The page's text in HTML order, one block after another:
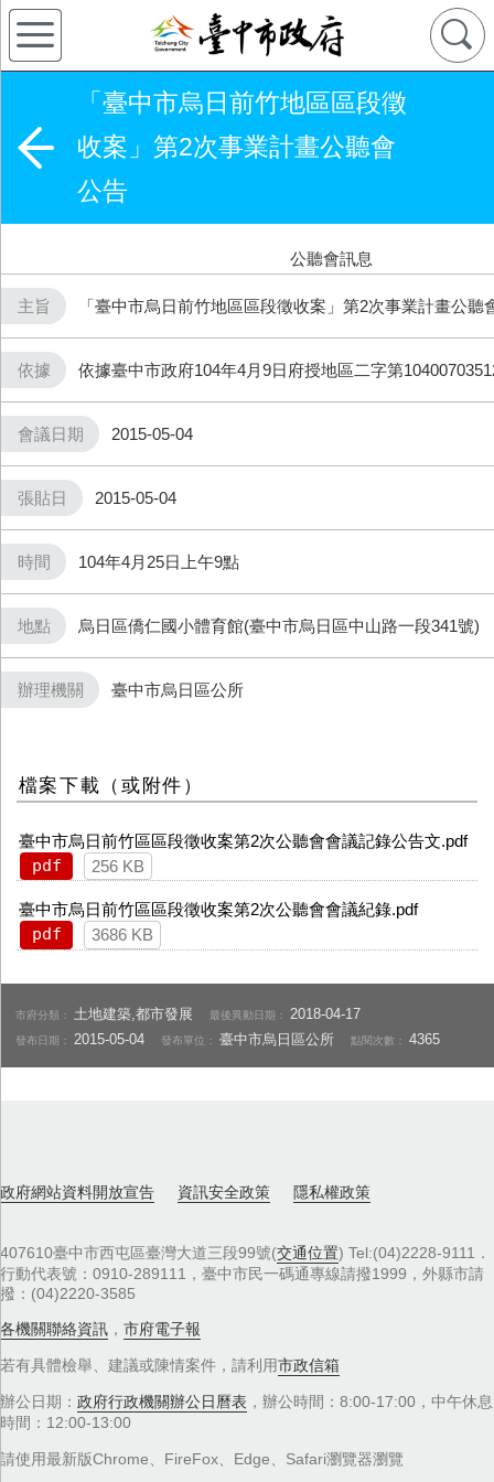
「臺中市烏日前竹地區區段徵
收案」第2次事業計畫公聽會
公告
公聽會訊息
主旨 「臺中市烏日前竹地區區段徵收案」第2次事業計畫公聽
依據 依據臺中市政府104年4月9日府授地區二字第
會議日期 2015-05-04
張貼日 2015-05-04
時間 104年4月25日上午9點
地點 烏日區僑仁國小體育館(臺中市烏日區中山路一段341號)
辦理機關 臺中市烏日區公所
檔案下載（或附件）
臺中市烏日前竹區區段徵收案第2次公聽會會議記錄公告文.pdf
pdf 256 KB
臺中市烏日前竹區區段徵收案第2次公聽會會議紀錄.pdf
pdf 3686 KB
市府分類： 土地建築,都市發展 最後異動日期： 2018-04-17
發布日期： 2015-05-04 發布單位：臺中市烏日區公所 點閱次數：4365
政府網站資料開放宣告 資訊安全政策 隱私權政策
407610臺中市西屯區臺灣大道三段99號(交通位置) Tel:(04)2228-9111．
行動代表號：0910-289111，臺中市民一碼通專線請撥1999，外縣市請
撥：(04)2220-3585
各機關聯絡資訊 ， 市府電子報
若有具體檢舉、建議或陳情案件，請利用市政信箱
辦公日期： 政府行政機關辦公日曆表 ，辦公時間：8:00-17:00，中午休息
時間：12:00-13:00
請使用最新版Chrome、FireFox、Edge、Safari瀏覽器瀏覽